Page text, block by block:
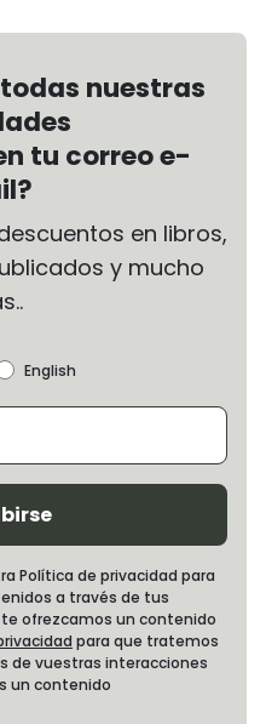
nuestras
tu correo e-
en libros,
y mucho
English
Política de privacidad para
a través de tus
ofrezcamos un contenido
para que tratemos
de vuestras interacciones
un contenido